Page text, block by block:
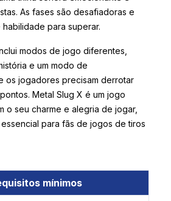
As fases são desafiadoras e
para superar.
modos de jogo diferentes,
e um modo de
os jogadores precisam derrotar
Metal Slug X é um jogo
o seu charme e alegria de jogar,
para fãs de jogos de tiros
mínimos